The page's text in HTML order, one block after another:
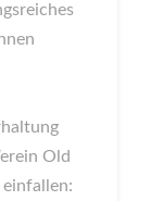
Old